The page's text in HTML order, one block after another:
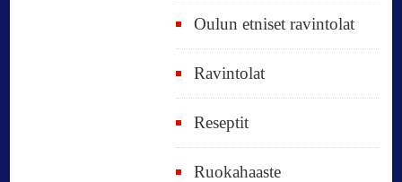
Oulun etniset ravintolat
Ravintolat
Reseptit
Ruokahaaste